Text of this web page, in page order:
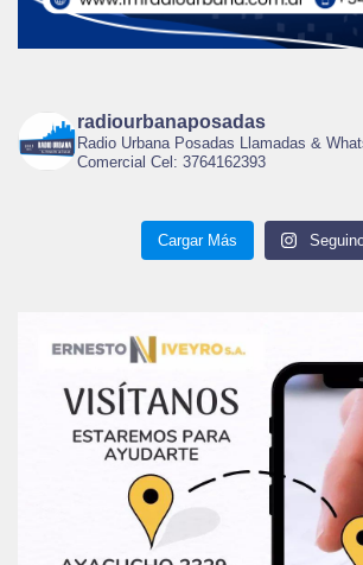
radiourbanaposadas
Radio Urbana Posadas Llamadas &
Comercial Cel: 3764162393
Cargar Más